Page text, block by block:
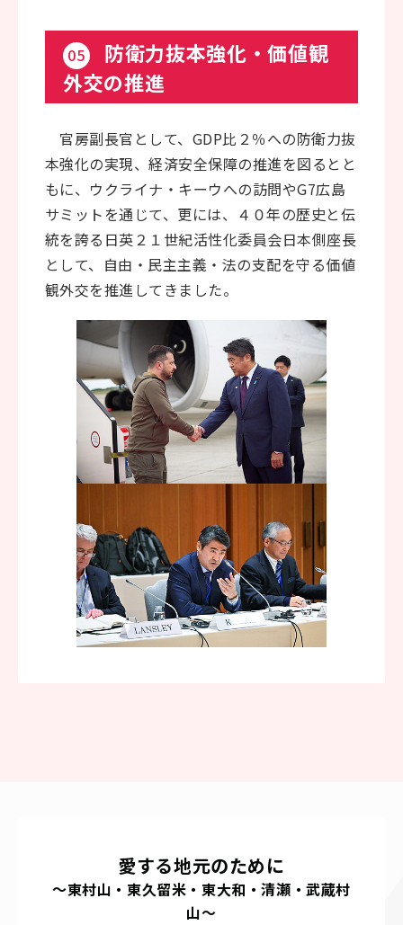
05
防衛力抜本強化・価値観
外交の推進
官房副長官として、GDP比２％への防衛力抜
本強化の実現、経済安全保障の推進を図るとと
もに、ウクライナ・キーウへの訪問やG7広島
サミットを通じて、更には、４０年の歴史と伝
統を誇る日英２１世紀活性化委員会日本側座長
として、自由・民主主義・法の支配を守る価値
観外交を推進してきました。
愛する地元のために
～東村山・東久留米・東大和・清瀬・武蔵村
山～